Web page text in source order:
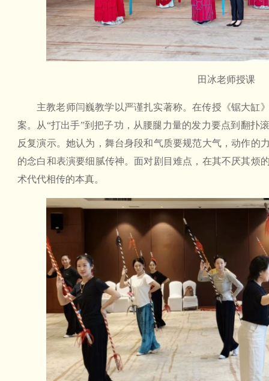
田冰老师授课
主教老师闫巍教学以严谨扎实著称。在传授《锯大缸
案。从“打出手”到把子功，从腰腿力量的发力要点到翻扑
反复演示。她认为，舞台身段和气质要规范大气，动作的
的念白和表演要细腻传神。面对剧目难点，在其不厌其烦
术代代相传的本真。